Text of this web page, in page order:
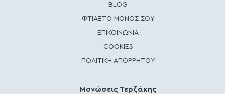
BLOG
ΦΤΙΑΞΤΟ ΜΟΝΟΣ ΣΟΥ
ΕΠΙΚΟΙΝΩΝΙΑ
COOKIES
ΠΟΛΙΤΙΚΗ ΑΠΟΡΡΗΤΟΥ
Μονώσεις Τερζάκης